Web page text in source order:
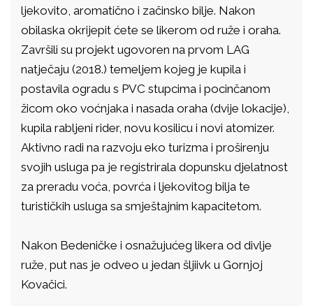
ljekovito, aromatično i začinsko bilje. Nakon
obilaska okrijepit ćete se likerom od ruže i oraha.
Završili su projekt ugovoren na prvom LAG
natječaju (2018.) temeljem kojeg je kupila i
postavila ogradu s PVC stupcima i pocinčanom
žicom oko voćnjaka i nasada oraha (dvije lokacije),
kupila rabljeni rider, novu kosilicu i novi atomizer.
Aktivno radi na razvoju eko turizma i proširenju
svojih usluga pa je registrirala dopunsku djelatnost
za preradu voća, povrća i ljekovitog bilja te
turističkih usluga sa smještajnim kapacitetom.
Nakon Bedeničke i osnažujućeg likera od divlje
ruže, put nas je odveo u jedan šljiivk u Gornjoj
Kovačici.